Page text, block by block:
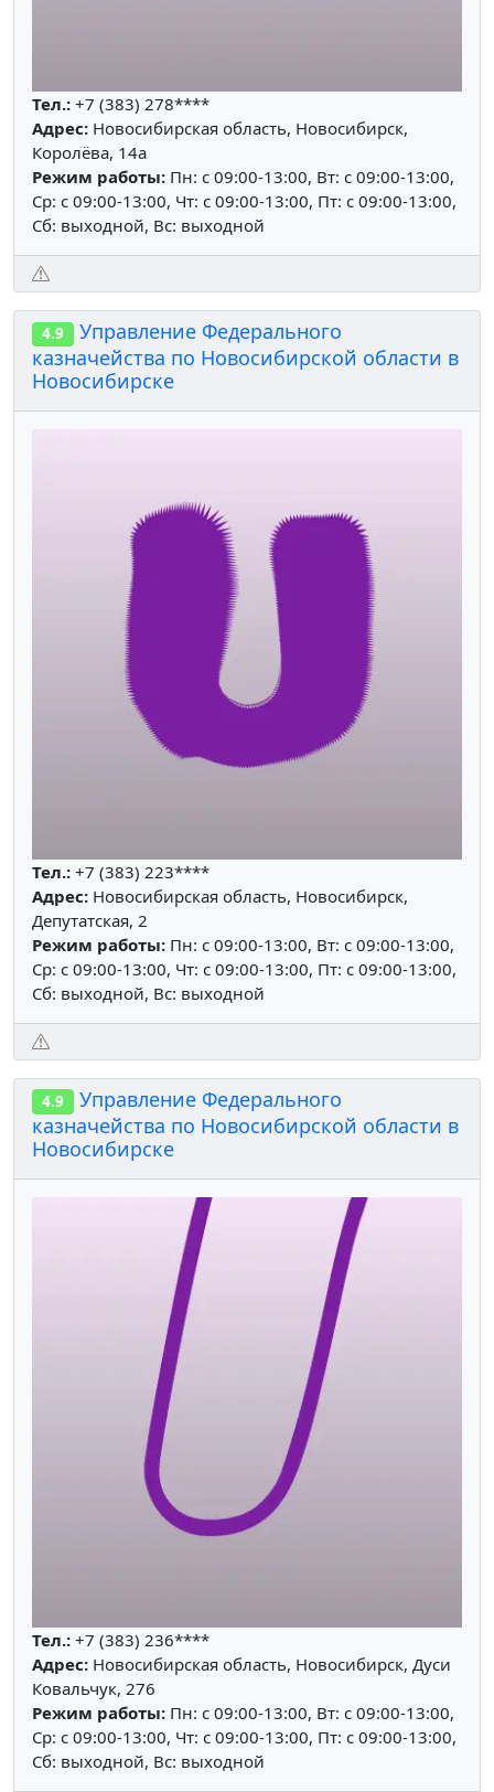
Тел.: +7 (383) 278****
Адрес: Новосибирская область, Новосибирск,
Королёва, 14а
Режим работы: Пн: c 09:00-13:00, Вт: c 09:00-13:00,
Ср: c 09:00-13:00, Чт: c 09:00-13:00, Пт: c 09:00-13:00,
Сб: выходной, Вс: выходной
4.9
Управление Федерального
казначейства по Новосибирской области в
Новосибирске
Тел.: +7 (383) 223****
Адрес: Новосибирская область, Новосибирск,
Депутатская, 2
Режим работы: Пн: c 09:00-13:00, Вт: c 09:00-13:00,
Ср: c 09:00-13:00, Чт: c 09:00-13:00, Пт: c 09:00-13:00,
Сб: выходной, Вс: выходной
4.9
Управление Федерального
казначейства по Новосибирской области в
Новосибирске
Тел.: +7 (383) 236****
Адрес: Новосибирская область, Новосибирск, Дуси
Ковальчук, 276
Режим работы: Пн: c 09:00-13:00, Вт: c 09:00-13:00,
Ср: c 09:00-13:00, Чт: c 09:00-13:00, Пт: c 09:00-13:00,
Сб: выходной, Вс: выходной